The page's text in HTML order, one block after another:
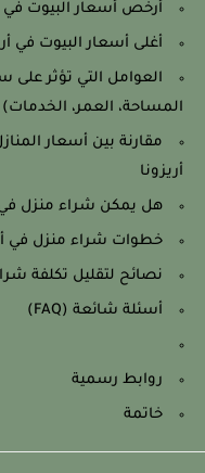
أرخص أسعار البيوت في
أغلى أسعار البيوت في
العوامل التي تؤثر على
المساحة، العمر، الخدمات)
مقارنة بين أسعار
أريزونا
هل يمكن شراء منزل في
خطوات شراء منزل في
نصائح لتقليل تكلفة شراء
أسئلة شائعة (FAQ)
روابط رسمية
خاتمة